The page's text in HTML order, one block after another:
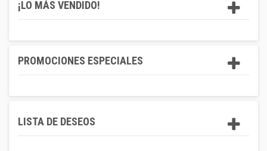
¡LO MÁS VENDIDO!
PROMOCIONES ESPECIALES
LISTA DE DESEOS